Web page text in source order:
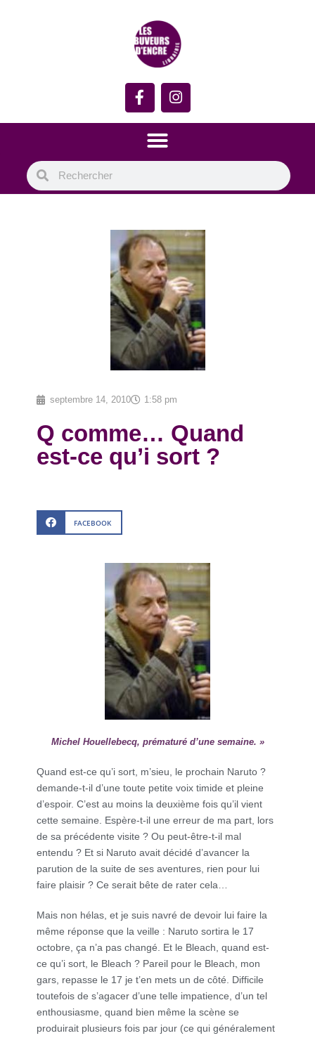
septembre 14, 2010 1:58 pm
Q comme… Quand
est-ce qu’i sort ?
FACEBOOK
Michel Houellebecq, prématuré d’une semaine. »
Quand est-ce qu’i sort, m’sieu, le prochain Naruto ?
demande-t-il d’une toute petite voix timide et pleine
d’espoir. C’est au moins la deuxième fois qu’il vient
cette semaine. Espère-t-il une erreur de ma part, lors
de sa précédente visite ? Ou peut-être-t-il mal
entendu ? Et si Naruto avait décidé d’avancer la
parution de la suite de ses aventures, rien pour lui
faire plaisir ? Ce serait bête de rater cela…
Mais non hélas, et je suis navré de devoir lui faire la
même réponse que la veille : Naruto sortira le 17
octobre, ça n’a pas changé. Et le Bleach, quand est-
ce qu’i sort, le Bleach ? Pareil pour le Bleach, mon
gars, repasse le 17 je t’en mets un de côté. Difficile
toutefois de s’agacer d’une telle impatience, d’un tel
enthousiasme, quand bien même la scène se
produirait plusieurs fois par jour (ce qui généralement